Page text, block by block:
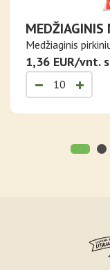
MEDŽIAGINIS
VILNIAUS
Medžiaginis
1,36 EUR/vnt.